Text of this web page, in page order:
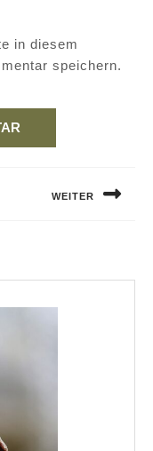
in diesem
speichern.
WEITER